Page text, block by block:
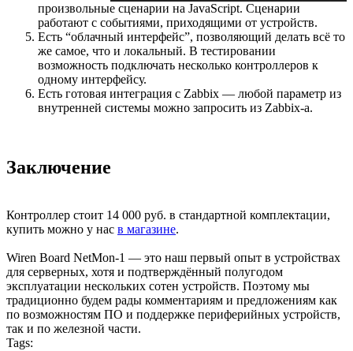
произвольные сценарии на JavaScript. Сценарии
работают с событиями, приходящими от устройств.
Есть “облачный интерфейс”, позволяющий делать всё то
же самое, что и локальный. В тестировании
возможность подключать несколько контроллеров к
одному интерфейсу.
Есть готовая интеграция с Zabbix — любой параметр из
внутренней системы можно запросить из Zabbix-а.
Заключение
Контроллер стоит 14 000 руб. в стандартной комплектации,
купить можно у нас в магазине.
Wiren Board NetMon-1 — это наш первый опыт в устройствах
для серверных, хотя и подтверждённый полугодом
эксплуатации нескольких сотен устройств. Поэтому мы
традиционно будем рады комментариям и предложениям как
по возможностям ПО и поддержке периферийных устройств,
так и по железной части.
Tags: